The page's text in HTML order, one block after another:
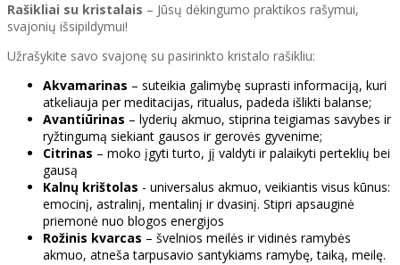
Rašikliai su kristalais – Jūsų dėkingumo praktikos rašymui,
svajonių išsipildymui!
Užrašykite savo svajonę su pasirinkto kristalo rašikliu:
Akvamarinas – suteikia galimybę suprasti informaciją, kuri
atkeliauja per meditacijas, ritualus, padeda išlikti balanse;
Avantiūrinas – lyderių akmuo, stiprina teigiamas savybes ir
ryžtingumą siekiant gausos ir gerovės gyvenime;
Citrinas – moko įgyti turto, jį valdyti ir palaikyti perteklių bei
gausą
Kalnų krištolas - universalus akmuo, veikiantis visus kūnus:
emocinį, astralinį, mentalinį ir dvasinį. Stipri apsauginė
priemonė nuo blogos energijos
Rožinis kvarcas – švelnios meilės ir vidinės ramybės
akmuo, atneša tarpusavio santykiams ramybę, taiką, meilę.